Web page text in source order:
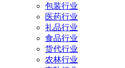
包装行业
医药行业
礼品行业
食品行业
货代行业
农林行业